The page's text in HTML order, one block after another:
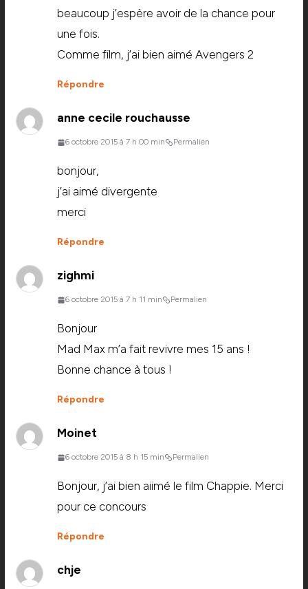
beaucoup j’espère avoir de la chance pour
une fois.
Comme film, j’ai bien aimé Avengers 2
Répondre
anne cecile rouchausse
6 octobre 2015 à 7 h 00 min Permalien
bonjour,
j’ai aimé divergente
merci
Répondre
zighmi
6 octobre 2015 à 7 h 11 min Permalien
Bonjour
Mad Max m’a fait revivre mes 15 ans !
Bonne chance à tous !
Répondre
Moinet
6 octobre 2015 à 8 h 15 min Permalien
Bonjour, j’ai bien aiimé le film Chappie. Merci
pour ce concours
Répondre
chje